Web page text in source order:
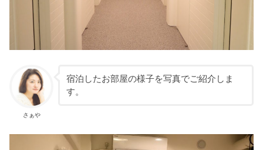
さぁや
宿泊したお部屋の様子を写真でご紹介しま
す。